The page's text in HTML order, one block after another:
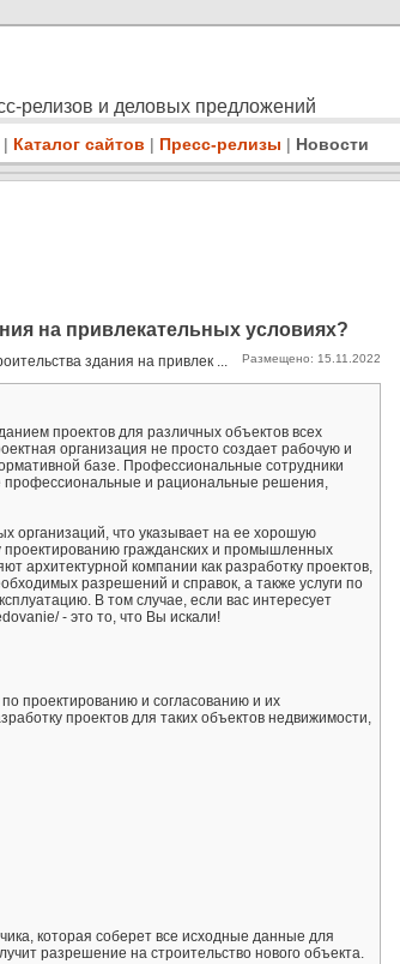
релизов и деловых предложений
| Каталог сайтов | Пресс-релизы | Новости
на привлекательных условиях?
здания на привлек ... Размещено: 15.11.2022
проектов для различных объектов всех
организация не просто создает рабочую и
базе. Профессиональные сотрудники
профессиональные и рациональные решения,
организаций, что указывает на ее хорошую
проектированию гражданских и промышленных
архитектурной компании как разработку проектов,
разрешений и справок, а также услуги по
В том случае, если вас интересует
- это то, что Вы искали!
проектированию и согласованию и их
проектов для таких объектов недвижимости,
которая соберет все исходные данные для
разрешение на строительство нового объекта.